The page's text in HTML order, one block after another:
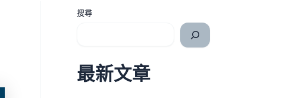
搜尋
最新文章